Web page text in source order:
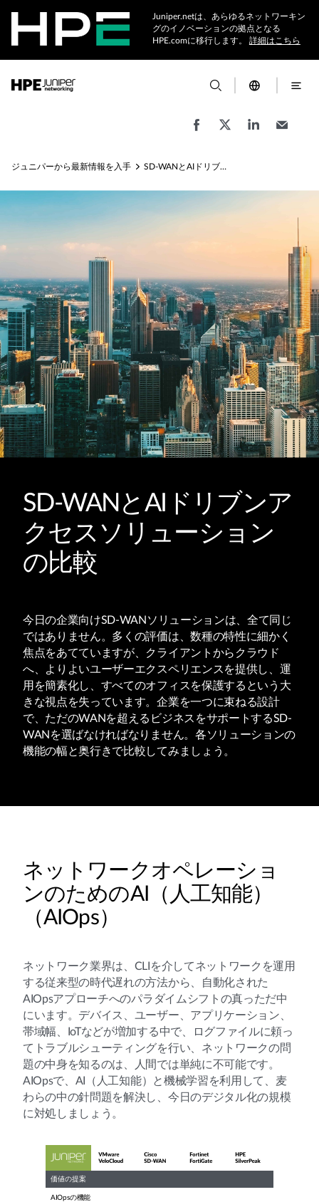
Juniper.netは、あらゆるネットワーキン
グのイノベーションの拠点となる
HPE.comに移行します。 詳細はこちら
ジュニパーから最新情報を入手 SD-WANとAIドリブンアクセスソリューション比較
SD-WANとAIドリブンア
クセスソリューション
の比較
今日の企業向けSD-WANソリューションは、全て同じ
ではありません。多くの評価は、数種の特性に細かく
焦点をあてていますが、クライアントからクラウド
へ、よりよいユーザーエクスペリエンスを提供し、運
用を簡素化し、すべてのオフィスを保護するという大
きな視点を失っています。企業を一つに束ねる設計
で、ただのWANを超えるビジネスをサポートするSD-
WANを選ばなければなりません。各ソリューションの
機能の幅と奥行きで比較してみましょう。
ネットワークオペレーショ
ンのためのAI（人工知能）
（AIOps）
ネットワーク業界は、CLIを介してネットワークを運用
する従来型の時代遅れの方法から、自動化された
AIOpsアプローチへのパラダイムシフトの真っただ中
にいます。デバイス、ユーザー、アプリケーション、
帯域幅、IoTなどが増加する中で、ログファイルに頼っ
てトラブルシューティングを行い、ネットワークの問
題の中身を知るのは、人間では単純に不可能です。
AIOpsで、AI（人工知能）と機械学習を利用して、麦
わらの中の針問題を解決し、今日のデジタル化の規模
に対処しましょう。
価値の提案
AIOpsの機能